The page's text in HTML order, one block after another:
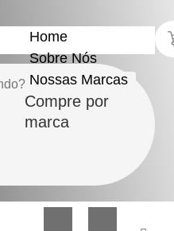
Home
Sobre Nós
Nossas Marcas
Compre por
marca
Lar
Organização